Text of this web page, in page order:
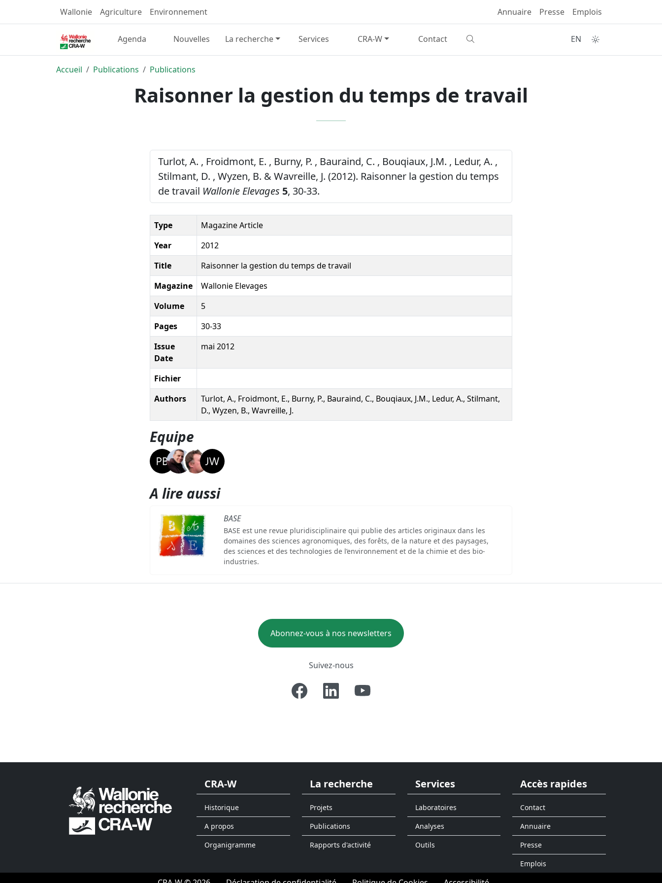
Wallonie Agriculture Environnement Annuaire Presse Emplois
Agenda Nouvelles La recherche Services CRA-W Contact EN
Accueil Publications Publications
Raisonner la gestion du temps de travail
Turlot, A. , Froidmont, E. , Burny, P. , Bauraind, C. , Bouqiaux, J.M. , Ledur, A. ,
Stilmant, D. , Wyzen, B. & Wavreille, J. (2012). Raisonner la gestion du temps
de travail Wallonie Elevages 5, 30-33.
Type
Magazine Article
Year
2012
Title
Raisonner la gestion du temps de travail
Magazine
Wallonie Elevages
Volume
5
Pages
30-33
Issue
Date
mai 2012
Fichier
Authors
Turlot, A., Froidmont, E., Burny, P., Bauraind, C., Bouqiaux, J.M., Ledur, A., Stilmant,
D., Wyzen, B., Wavreille, J.
Equipe
A lire aussi
BASE
BASE est une revue pluridisciplinaire qui publie des articles originaux dans les
domaines des sciences agronomiques, des forêts, de la nature et des paysages,
des sciences et des technologies de l’environnement et de la chimie et des bio-
industries.
Abonnez-vous à nos newsletters
Suivez-nous
CRA-W
Historique
A propos
Organigramme
La recherche
Projets
Publications
Rapports d'activité
Services
Laboratoires
Analyses
Outils
Accès rapides
Contact
Annuaire
Presse
Emplois